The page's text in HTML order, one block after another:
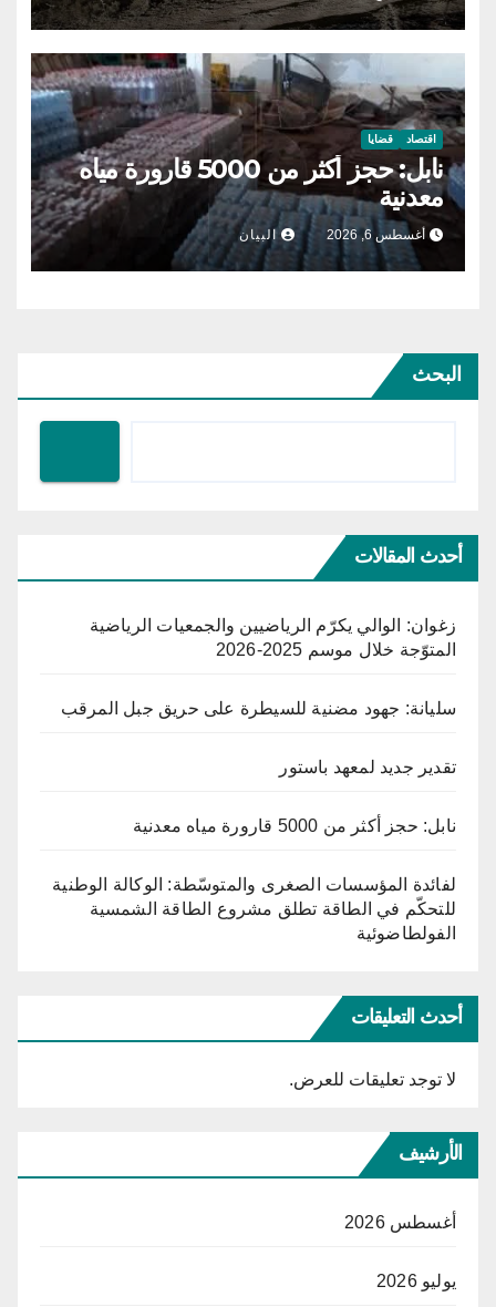
اقتصاد قضايا
نابل: حجز أكثر من 5000 قارورة مياه
معدنية
أغسطس 6, 2026 البيان
البحث
أحدث المقالات
زغوان: الوالي يكرّم الرياضيين والجمعيات الرياضية
المتوّجة خلال موسم 2025-2026
سليانة: جهود مضنية للسيطرة على حريق جبل المرقب
تقدير جديد لمعهد باستور
نابل: حجز أكثر من 5000 قارورة مياه معدنية
لفائدة المؤسسات الصغرى والمتوسّطة: الوكالة الوطنية
للتحكّم في الطاقة تطلق مشروع الطاقة الشمسية
الفولطاضوئية
أحدث التعليقات
لا توجد تعليقات للعرض.
الأرشيف
أغسطس 2026
يوليو 2026